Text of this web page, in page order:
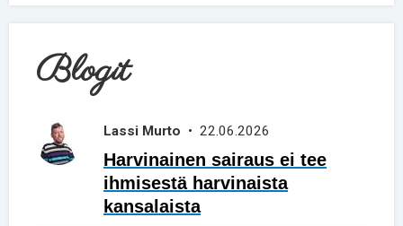
Blogit
Lassi Murto • 22.06.2026
Harvinainen sairaus ei tee
ihmisestä harvinaista
kansalaista